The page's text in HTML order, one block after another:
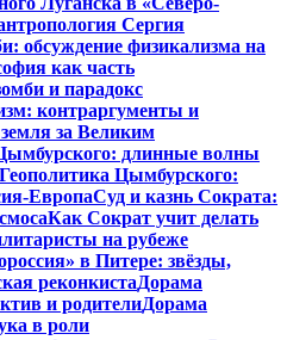
Сергия
обсуждение физикализма на
как часть
и парадокс
контраргументы и
за Великим
длинные волны
Геополитика Цымбурского:
ЕвропаСуд и казнь Сократа:
Как Сократ учит делать
на рубеже
в Питере: звёзды,
реконкистаДорама
и родителиДорама
в роли